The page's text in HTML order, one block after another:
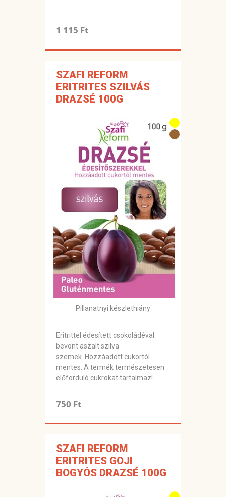
1 115 Ft
SZAFI REFORM
ERITRITES SZILVÁS
DRAZSÉ 100G
Pillanatnyi készlethiány
Eritrittel édesített csokoládéval
bevont aszalt szilva
szemek. Hozzáadott cukortól
mentes. A termék természetesen
előforduló cukrokat tartalmaz!
750 Ft
SZAFI REFORM
ERITRITES GOJI
BOGYÓS DRAZSÉ 100G